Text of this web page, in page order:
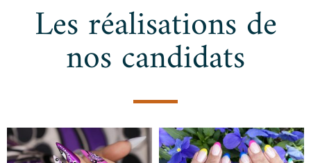
Les réalisations de
nos candidats